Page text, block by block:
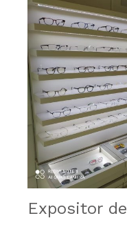
Expositor